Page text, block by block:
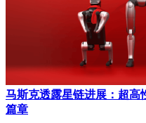
马斯克透露星链进展：超高
篇章